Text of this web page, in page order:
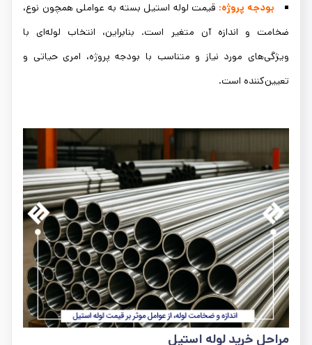
بودجه پروژه: قیمت لوله استیل بسته به عواملی همچون نوع،
ضخامت و اندازه آن متغیر است. بنابراین، انتخاب لوله‌ای با
ویژگی‌های مورد نیاز و متناسب با بودجه پروژه، امری حیاتی و
تعیین‌کننده است.
مراحل خرید لوله استیل